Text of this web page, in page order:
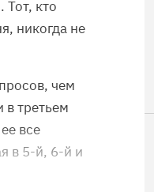
кто
никогда не
чем
третьем
все
в 5-й, 6-й и